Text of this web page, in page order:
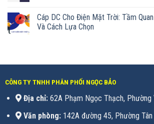
Cáp DC Cho Điện Mặt Trời: Tầm
Và Cách Lựa Chọn
CÔNG TY TNHH PHÂN PHỐI NGỌC BẢO
Địa chỉ:62A Phạm Ngọc Thạch, Phường
Văn phòng:142A đường 45, Phường Tân